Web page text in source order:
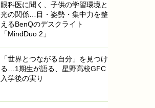
眼科医に聞く、子供の学習環境と
光の関係…目・姿勢・集中力を整
えるBenQのデスクライト
「MindDuo 2」
「世界とつながる自分」を見つけ
る…1期生が語る、星野高校GFC
入学後の実り